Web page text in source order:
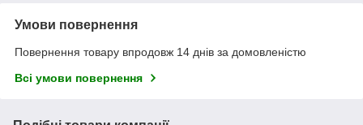
Умови повернення
Повернення товару впродовж 14 днів за домовленістю
Всі умови повернення